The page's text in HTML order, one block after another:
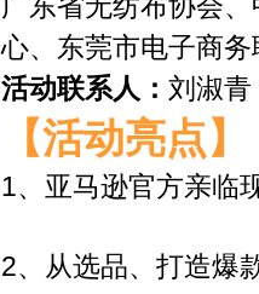
心、东莞市电子商务
活动联系人 ： 刘淑
【活动亮点】
1、亚马逊官方亲临
2、从选品、打造爆